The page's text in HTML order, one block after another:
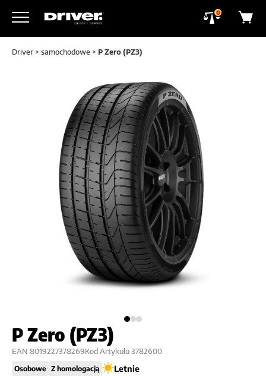
0
Driver > samochodowe > P Zero (PZ3)
P Zero (PZ3)
EAN 8019227378269Kod Artykułu 3782600
Osobowe Z homologacją Letnie